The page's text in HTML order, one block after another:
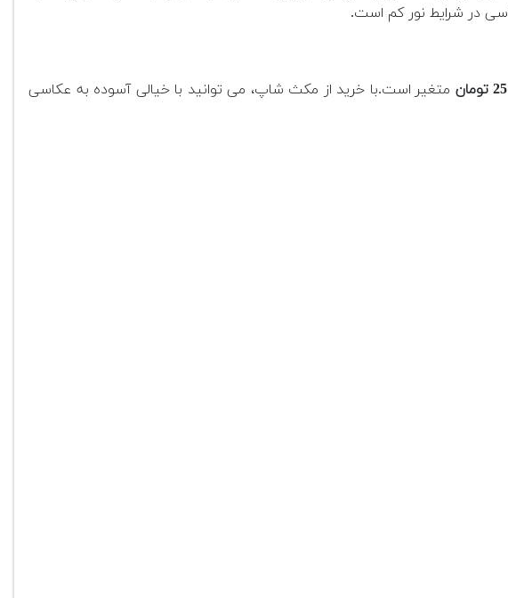
در شرایط نور کم است.
متغیر است.با خرید از مکث شاپ، می توانید با خیالی آسوده به عکاسی